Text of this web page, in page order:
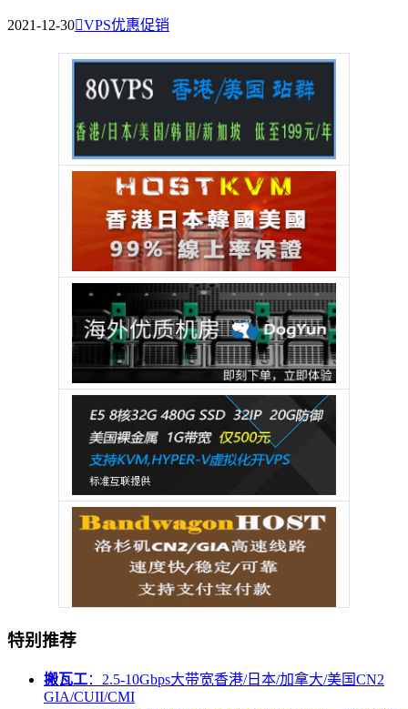
2021-12-30VPS优惠促销
特别推荐
搬瓦工：2.5-10Gbps大带宽香港/日本/加拿大/美国CN2
GIA/CUII/CMI